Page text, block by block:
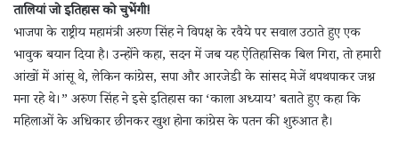
तालियां जो इतिहास को चुभेंगी!
भाजपा के राष्ट्रीय महामंत्री अरुण सिंह ने विपक्ष के रवैये पर सवाल उठाते हुए एक
भावुक बयान दिया है। उन्होंने कहा, सदन में जब यह ऐतिहासिक बिल गिरा, तो हमारी
आंखों में आंसू थे, लेकिन कांग्रेस, सपा और आरजेडी के सांसद मेजें थपथपाकर जश्न
मना रहे थे।” अरुण सिंह ने इसे इतिहास का ‘काला अध्याय’ बताते हुए कहा कि
महिलाओं के अधिकार छीनकर खुश होना कांग्रेस के पतन की शुरुआत है।